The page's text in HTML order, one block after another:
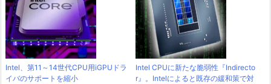
Intel、第11～14世代CPU用iGPUドラ
イバのサポートを縮小
Intel CPUに新たな脆弱性『Indirecto
r』。Intelによると既存の緩和策で対